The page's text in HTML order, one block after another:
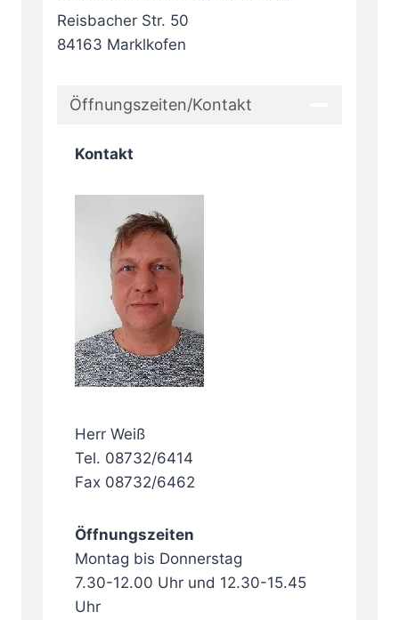
Reisbacher Str. 50
84163 Marklkofen
Öffnungszeiten/Kontakt
Kontakt
Herr Weiß
Tel. 08732/6414
Fax 08732/6462
Öffnungszeiten
Montag bis Donnerstag
7.30-12.00 Uhr und 12.30-15.45
Uhr